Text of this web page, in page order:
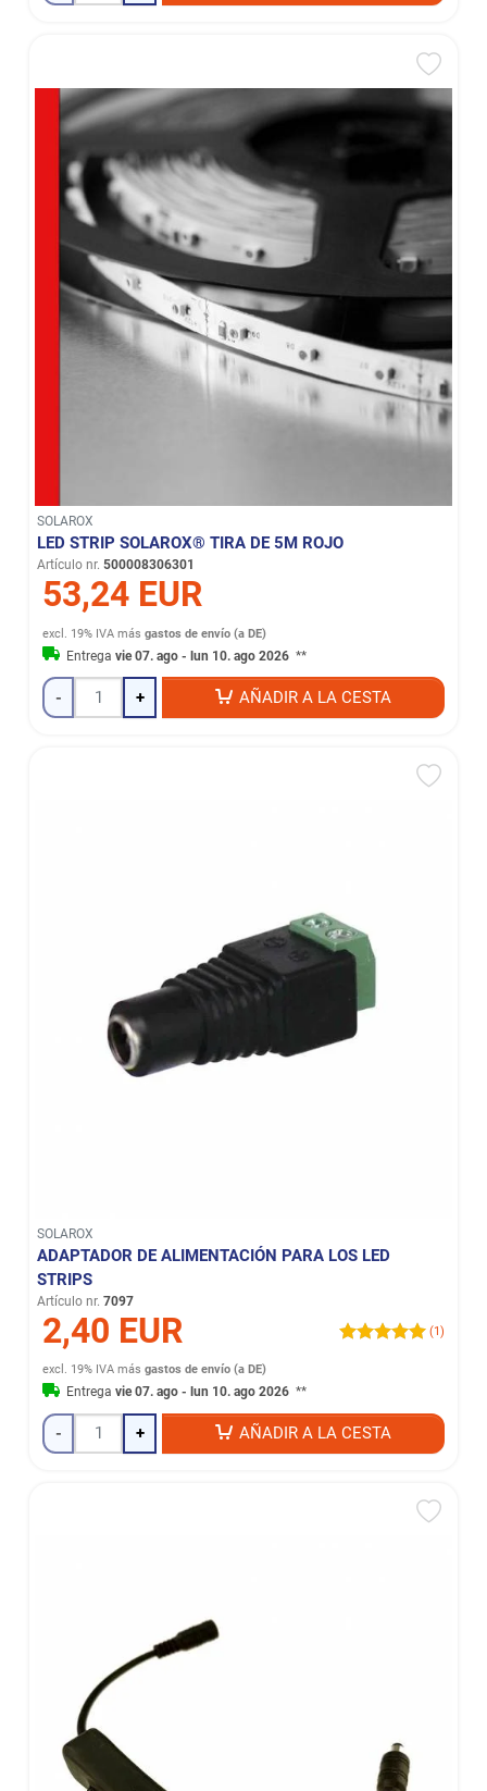
SOLAROX
LED STRIP SOLAROX® TIRA DE 5M ROJO
Artículo nr. 500008306301
53,24 EUR
excl. 19% IVA másgastos de envío (a DE)
Entregavie 07. ago - lun 10. ago 2026 **
- + AÑADIR A LA CESTA
SOLAROX
ADAPTADOR DE ALIMENTACIÓN PARA LOS LED
STRIPS
Artículo nr. 7097
2,40 EUR (1)
excl. 19% IVA másgastos de envío (a DE)
Entregavie 07. ago - lun 10. ago 2026 **
- + AÑADIR A LA CESTA